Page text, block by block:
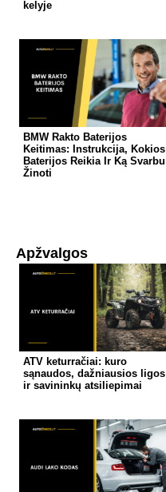
kelyje
BMW Rakto Baterijos
Keitimas: Instrukcija, Kokios
Baterijos Reikia Ir Ką Svarbu
Žinoti
Apžvalgos
ATV keturračiai: kuro
sąnaudos, dažniausios ligos
ir savininkų atsiliepimai